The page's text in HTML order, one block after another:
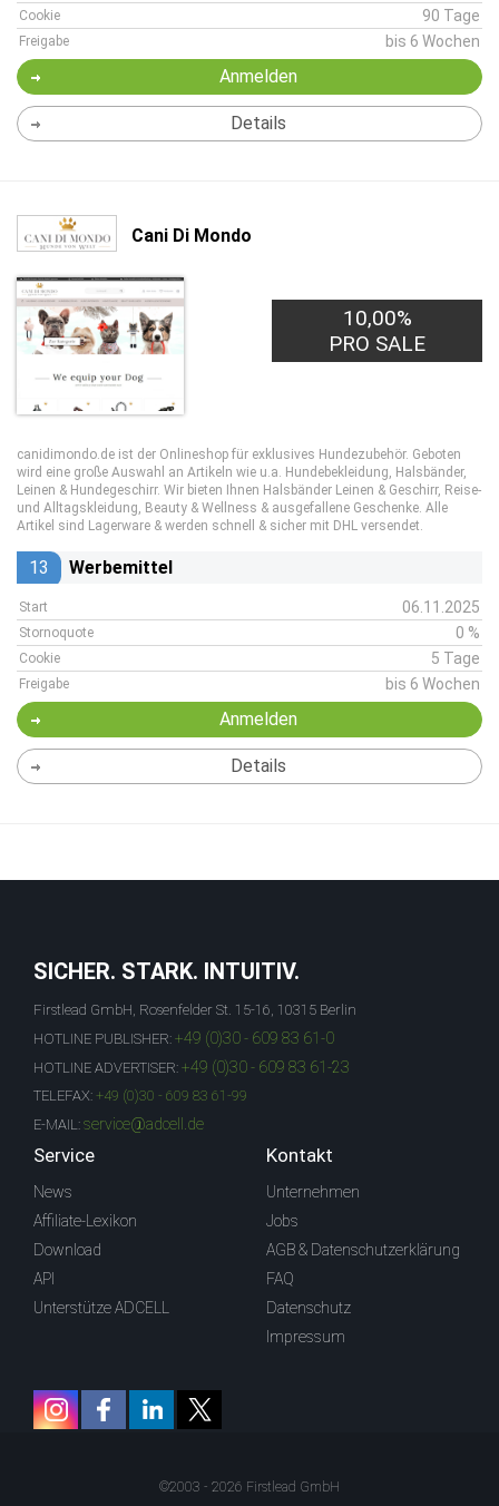
Cookie 90 Tage
Freigabe bis 6 Wochen
Anmelden
Details
Cani Di Mondo
10,00%
PRO SALE
canidimondo.de ist der Onlineshop für exklusives Hundezubehör. Geboten
wird eine große Auswahl an Artikeln wie u.a. Hundebekleidung, Halsbänder,
Leinen & Hundegeschirr. Wir bieten Ihnen Halsbänder Leinen & Geschirr, Reise-
und Alltagskleidung, Beauty & Wellness & ausgefallene Geschenke. Alle
Artikel sind Lagerware & werden schnell & sicher mit DHL versendet.
13 Werbemittel
Start 06.11.2025
Stornoquote 0 %
Cookie 5 Tage
Freigabe bis 6 Wochen
Anmelden
Details
SICHER. STARK. INTUITIV.
Firstlead GmbH, Rosenfelder St. 15-16, 10315 Berlin
HOTLINE PUBLISHER: +49 (0)30 - 609 83 61-0
HOTLINE ADVERTISER: +49 (0)30 - 609 83 61-23
TELEFAX: +49 (0)30 - 609 83 61-99
E-MAIL: service@adcell.de
Service
News
Affiliate-Lexikon
Download
API
Unterstütze ADCELL
Kontakt
Unternehmen
Jobs
AGB & Datenschutzerklärung
FAQ
Datenschutz
Impressum
©2003 - 2026 Firstlead GmbH